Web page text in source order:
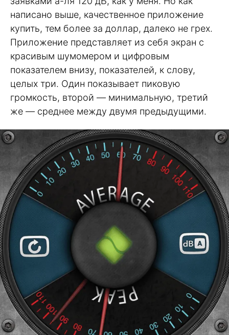
написано выше, качественное приложение
купить, тем более за доллар, далеко не грех.
Приложение представляет из себя экран с
красивым шумомером и цифровым
показателем внизу, показателей, к слову,
целых три. Один показывает пиковую
громкость, второй — минимальную, третий
же — среднее между двумя предыдущими.